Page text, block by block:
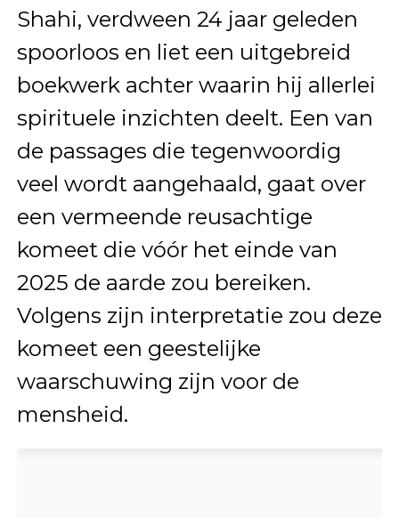
Shahi, verdween 24 jaar geleden
spoorloos en liet een uitgebreid
boekwerk achter waarin hij allerlei
spirituele inzichten deelt. Een van
de passages die tegenwoordig
veel wordt aangehaald, gaat over
een vermeende reusachtige
komeet die vóór het einde van
2025 de aarde zou bereiken.
Volgens zijn interpretatie zou deze
komeet een geestelijke
waarschuwing zijn voor de
mensheid.